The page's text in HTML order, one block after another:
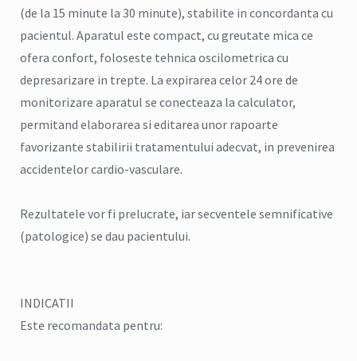
(de la 15 minute la 30 minute), stabilite in concordanta cu
pacientul. Aparatul este compact, cu greutate mica ce
ofera confort, foloseste tehnica oscilometrica cu
depresarizare in trepte. La expirarea celor 24 ore de
monitorizare aparatul se conecteaza la calculator,
permitand elaborarea si editarea unor rapoarte
favorizante stabilirii tratamentului adecvat, in prevenirea
accidentelor cardio-vasculare.
Rezultatele vor fi prelucrate, iar secventele semnificative
(patologice) se dau pacientului.
INDICATII
Este recomandata pentru: